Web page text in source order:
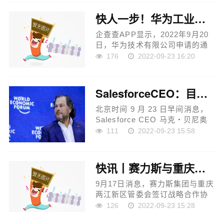
知名企业代表等齐聚一堂，共同
探...
快人一步！华为工业设备通信新专利可用于6G系统
企查查APP显示，2022年9月20
日，华为技术有限公司申请的通
信方法及装置专利公布。该专利
备通信专利可用于6G系统 企查查
专...
176 2022-09-23 16:20
SalesforceCEO：目前重点是整合已收购公司，未来会继续收购
北京时间 9 月 23 日早间消息，
Salesforce CEO 马克・贝尼奥
夫（Marc Benioff）在公开场合
尼奥夫称：我们已经收购 60 家企
业，...
111 2022-09-23 15:58
快讯丨赛力斯与重庆两江新区签署战略合作协议
9月17日消息，赛力斯集团与重庆
两江新区管委会签订战略合作协
议。 根据协议，赛力斯新能源汽
126 2022-09-23 15:28